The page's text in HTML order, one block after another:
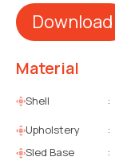
Download
Material
Shell :
Upholstery
:
Sled Base
: